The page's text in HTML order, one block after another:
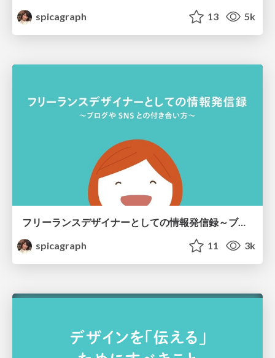
spicagraph
13 5k
フリーランスデザイナーとしての情報発信録～ブログやSNSとの付き合い方～
spicagraph
11 3k